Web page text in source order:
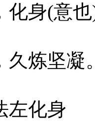
身(意也
炼坚凝
化身